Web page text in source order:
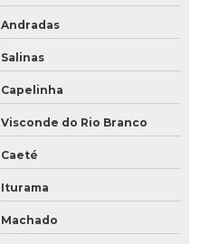
Andradas
Salinas
Capelinha
Visconde do Rio Branco
Caeté
Iturama
Machado